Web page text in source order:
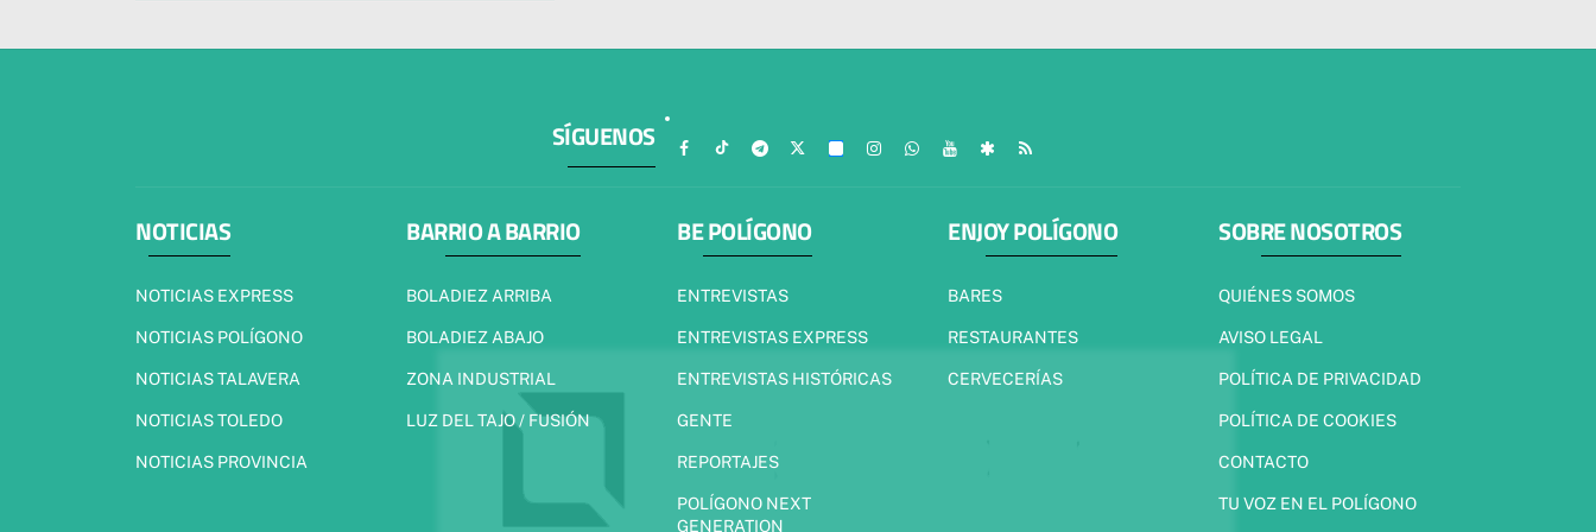
SÍGUENOS
NOTICIAS
NOTICIAS EXPRESS
NOTICIAS POLÍGONO
NOTICIAS TALAVERA
NOTICIAS TOLEDO
NOTICIAS PROVINCIA
BARRIO A BARRIO
BOLADIEZ ARRIBA
BOLADIEZ ABAJO
ZONA INDUSTRIAL
LUZ DEL TAJO / FUSIÓN
BE POLÍGONO
ENTREVISTAS
ENTREVISTAS EXPRESS
ENTREVISTAS HISTÓRICAS
GENTE
REPORTAJES
POLÍGONO NEXT
GENERATION
ENJOY POLÍGONO
BARES
RESTAURANTES
CERVECERÍAS
SOBRE NOSOTROS
QUIÉNES SOMOS
AVISO LEGAL
POLÍTICA DE PRIVACIDAD
POLÍTICA DE COOKIES
CONTACTO
TU VOZ EN EL POLÍGONO